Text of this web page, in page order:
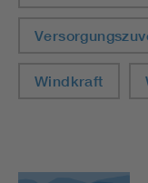
Windkraft